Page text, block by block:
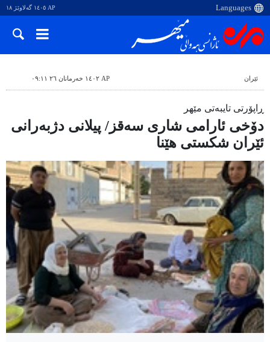
AP ١٤٠٥ گەلاوێژ ١٨
ئێران AP ١٤٠٢ خەرمانان ٢٦ ٠٩:١١
ڕاپۆرتی تایبەتی مێهر
دۆخی ئارامی شاری سەقز/ پیلانی دژبەرانی
ئێران شکستی هێنا